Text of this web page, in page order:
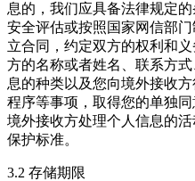
息的，我们应具备法律规定
安全评估或按照国家网信部
立合同，约定双方的权利和
方的名称或者姓名、联系方
息的种类以及您向境外接收
程序等事项，取得您的单独
境外接收方处理个人信息的
保护标准。
3.2 存储期限